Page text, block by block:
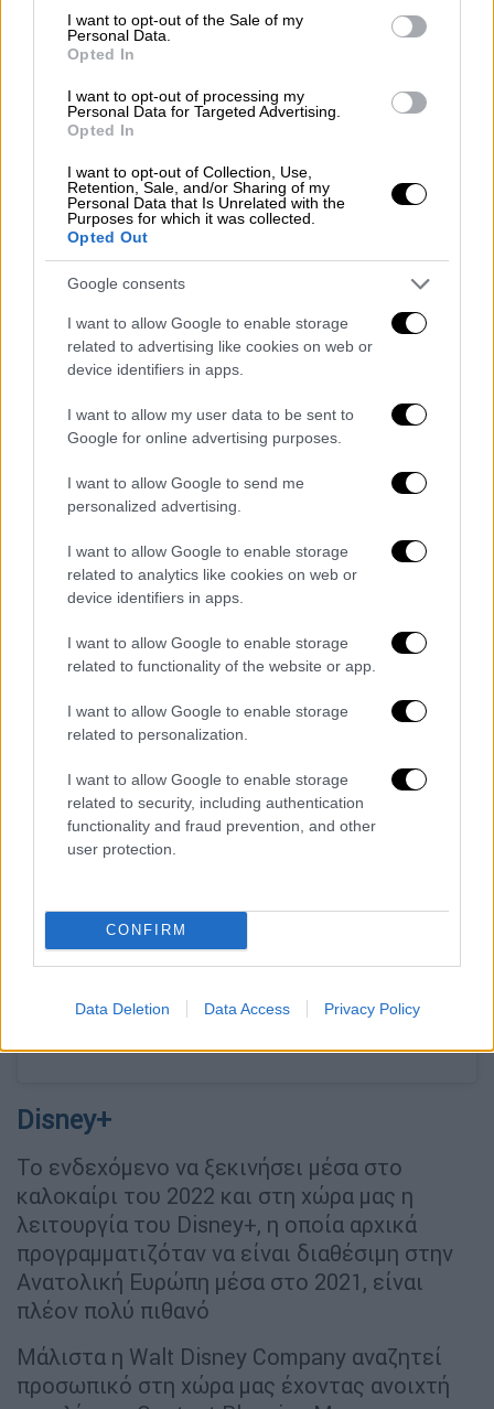
consent section.
I want to opt-out of the Sale of my
Personal Data.
Opted In
I want to opt-out of processing my
Personal Data for Targeted Advertising.
Opted In
I want to opt-out of Collection, Use,
Retention, Sale, and/or Sharing of my
Personal Data that Is Unrelated with the
Purposes for which it was collected.
Opted Out
Google consents
I want to allow Google to enable storage
related to advertising like cookies on web or
device identifiers in apps.
I want to allow my user data to be sent to
Google for online advertising purposes.
I want to allow Google to send me
personalized advertising.
I want to allow Google to enable storage
related to analytics like cookies on web or
device identifiers in apps.
I want to allow Google to enable storage
related to functionality of the website or app.
I want to allow Google to enable storage
related to personalization.
I want to allow Google to enable storage
related to security, including authentication
functionality and fraud prevention, and other
user protection.
CONFIRM
Data Deletion Data Access Privacy Policy
View this post on Instagram
Disney+
Το ενδεχόμενο να ξεκινήσει μέσα στο
καλοκαίρι του 2022 και στη χώρα μας η
λειτουργία του Disney+, η οποία αρχικά
προγραμματιζόταν να είναι διαθέσιμη στην
Ανατολική Ευρώπη μέσα στο 2021, είναι
πλέον πολύ πιθανό
Μάλιστα η Walt Disney Company αναζητεί
προσωπικό στη χώρα μας έχοντας ανοιχτή